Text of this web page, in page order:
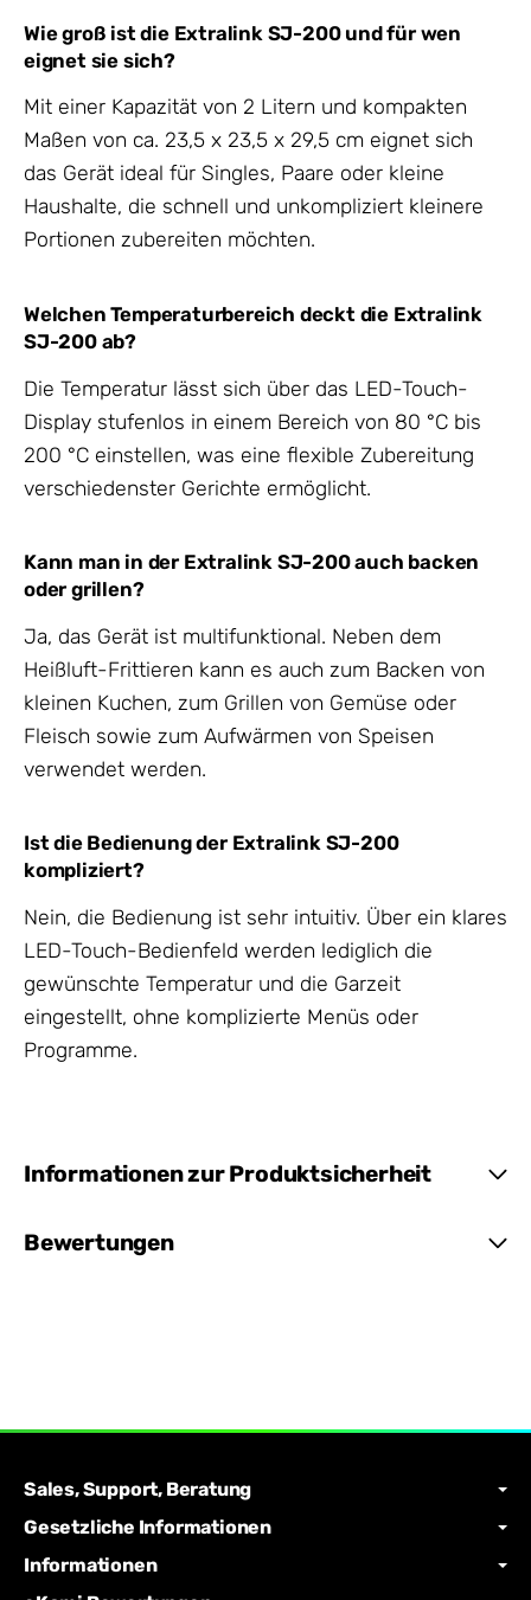
Wie groß ist die Extralink SJ-200 und für wen
eignet sie sich?
Mit einer Kapazität von 2 Litern und kompakten
Maßen von ca. 23,5 x 23,5 x 29,5 cm eignet sich
das Gerät ideal für Singles, Paare oder kleine
Haushalte, die schnell und unkompliziert kleinere
Portionen zubereiten möchten.
Welchen Temperaturbereich deckt die Extralink
SJ-200 ab?
Die Temperatur lässt sich über das LED-Touch-
Display stufenlos in einem Bereich von 80 °C bis
200 °C einstellen, was eine flexible Zubereitung
verschiedenster Gerichte ermöglicht.
Kann man in der Extralink SJ-200 auch backen
oder grillen?
Ja, das Gerät ist multifunktional. Neben dem
Heißluft-Frittieren kann es auch zum Backen von
kleinen Kuchen, zum Grillen von Gemüse oder
Fleisch sowie zum Aufwärmen von Speisen
verwendet werden.
Ist die Bedienung der Extralink SJ-200
kompliziert?
Nein, die Bedienung ist sehr intuitiv. Über ein klares
LED-Touch-Bedienfeld werden lediglich die
gewünschte Temperatur und die Garzeit
eingestellt, ohne komplizierte Menüs oder
Programme.
Informationen zur Produktsicherheit
Bewertungen
Sales, Support, Beratung
Gesetzliche Informationen
Informationen